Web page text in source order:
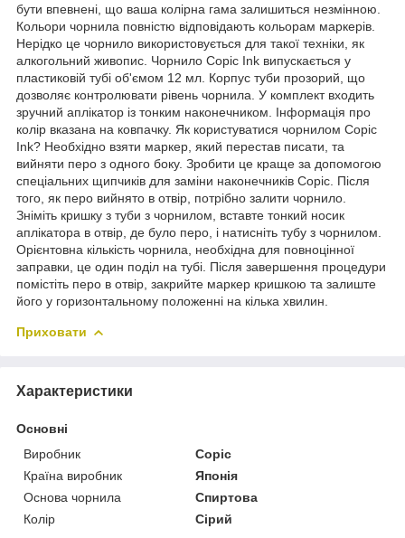
бути впевнені, що ваша колірна гама залишиться незмінною.
Кольори чорнила повністю відповідають кольорам маркерів.
Нерідко це чорнило використовується для такої техніки, як
алкогольний живопис. Чорнило Copic Ink випускається у
пластиковій тубі об'ємом 12 мл. Корпус туби прозорий, що
дозволяє контролювати рівень чорнила. У комплект входить
зручний аплікатор із тонким наконечником. Інформація про
колір вказана на ковпачку. Як користуватися чорнилом Copic
Ink? Необхідно взяти маркер, який перестав писати, та
вийняти перо з одного боку. Зробити це краще за допомогою
спеціальних щипчиків для заміни наконечників Copic. Після
того, як перо вийнято в отвір, потрібно залити чорнило.
Зніміть кришку з туби з чорнилом, вставте тонкий носик
аплікатора в отвір, де було перо, і натисніть тубу з чорнилом.
Орієнтовна кількість чорнила, необхідна для повноцінної
заправки, це один поділ на тубі. Після завершення процедури
помістіть перо в отвір, закрийте маркер кришкою та залиште
його у горизонтальному положенні на кілька хвилин.
Приховати
Характеристики
Основні
Виробник
Copic
Країна виробник
Японія
Основа чорнила
Спиртова
Колір
Сірий